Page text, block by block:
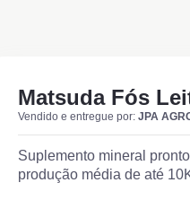
Matsuda Fós
Vendido e entregue por: JPA
Suplemento mineral
produção média de até